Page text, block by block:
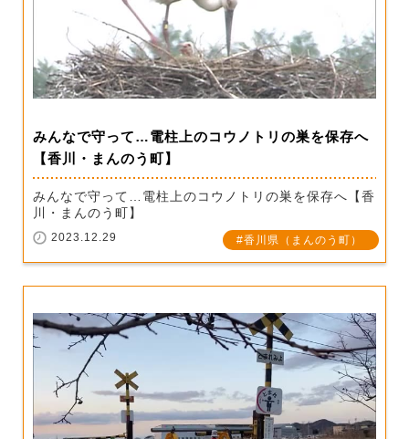
みんなで守って…電柱上のコウノトリの巣を保存へ
【香川・まんのう町】
みんなで守って…電柱上のコウノトリの巣を保存へ【香
川・まんのう町】
2023.12.29 香川県（まんのう町）